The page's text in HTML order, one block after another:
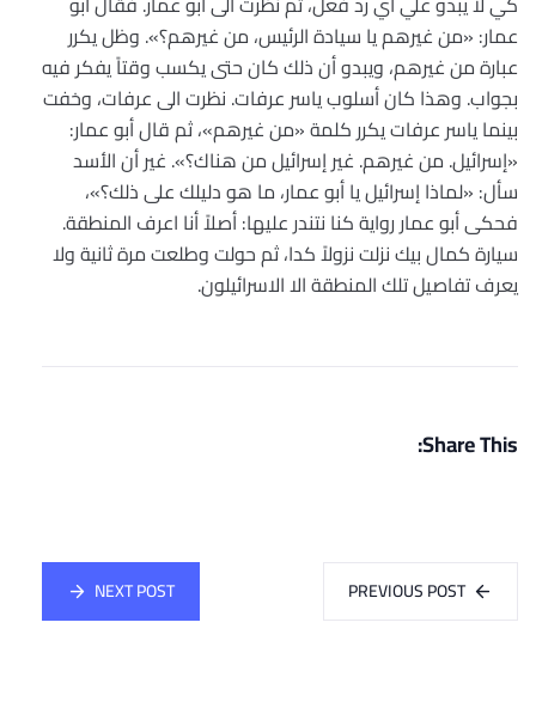
عمار: «من غيرهم يا سيادة الرئيس، من غيرهم؟». وظل يكرر
عبارة من غيرهم، ويبدو أن ذلك كان حتى يكسب وقتاً يفكر فيه
بجواب. وهذا كان أسلوب ياسر عرفات. نظرت الى عرفات، وخفت
بينما ياسر عرفات يكرر كلمة «من غيرهم»، ثم قال أبو عمار:
«إسرائيل. من غيرهم. غير إسرائيل من هناك؟». غير أن الأسد
سأل: «لماذا إسرائيل يا أبو عمار، ما هو دليلك على ذلك؟»،
فحكى أبو عمار رواية كنا نتندر عليها: أصلاً أنا اعرف المنطقة.
سيارة كمال بيك نزلت نزولاً كدا، ثم حولت وطلعت مرة ثانية ولا
يعرف تفاصيل تلك المنطقة الا الاسرائيلون.
Share This:
PREVIOUS POST
NEXT POST